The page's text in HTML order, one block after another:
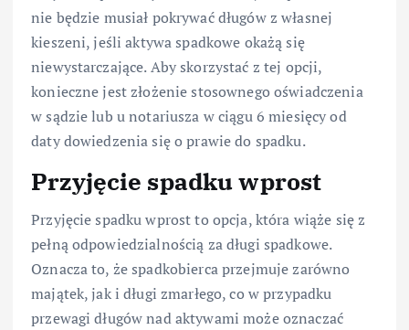
nie będzie musiał pokrywać długów z własnej
kieszeni, jeśli aktywa spadkowe okażą się
niewystarczające. Aby skorzystać z tej opcji,
konieczne jest złożenie stosownego oświadczenia
w sądzie lub u notariusza w ciągu 6 miesięcy od
daty dowiedzenia się o prawie do spadku.
Przyjęcie spadku wprost
Przyjęcie spadku wprost to opcja, która wiąże się z
pełną odpowiedzialnością za długi spadkowe.
Oznacza to, że spadkobierca przejmuje zarówno
majątek, jak i długi zmarłego, co w przypadku
przewagi długów nad aktywami może oznaczać